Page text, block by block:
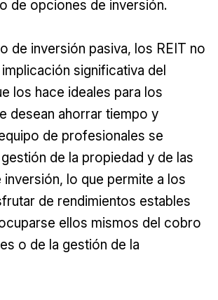
de opciones de inversión.
de inversión pasiva, los REIT no
significativa del
los hace ideales para los
desean ahorrar tiempo y
de profesionales se
de la propiedad y de las
lo que permite a los
de rendimientos estables
ellos mismos del cobro
o de la gestión de la